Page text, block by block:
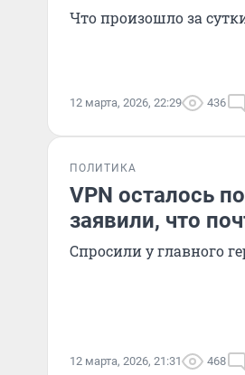
Что произошло за
12 марта, 2026, 22:29 436
ПОЛИТИКА
VPN осталось
заявили, что
Спросили у главного
12 марта, 2026, 21:31 468